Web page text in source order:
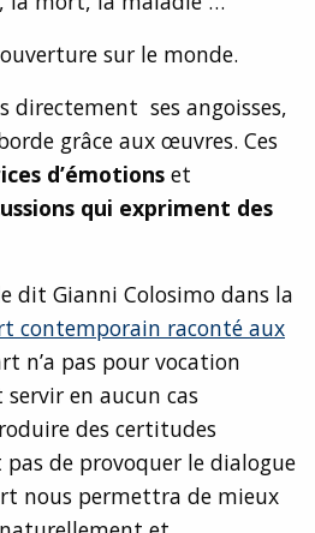
ouverture sur le monde.
directement ses angoisses,
grâce aux œuvres. Ces
d’émotions et
qui expriment des
dit Gianni Colosimo dans la
contemporain raconté aux
n’a pas pour vocation
en aucun cas
des certitudes
pas de provoquer le dialogue
nous permettra de mieux